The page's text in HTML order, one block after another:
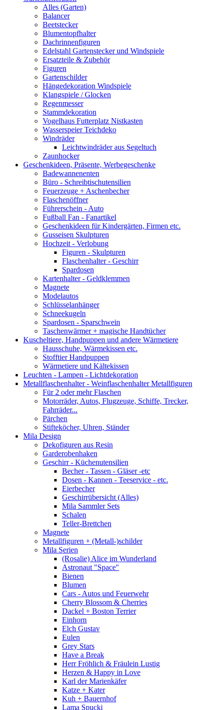
Alles (Garten)
Balancer
Beetstecker
Blumentopfhalter
Dachrinnenfiguren
Edelstahl Gartenstecker und Windspiele
Ersatzteile & Zubehör
Figuren
Gartenschilder
Hängedekoration Windspiele
Klangspiele / Glocken
Regenmesser
Stammdekoration
Vogelhaus Futterplatz Nistkasten
Wasserspeier Teichdeko
Windräder
Leichtwindräder aus Segeltuch
Zaunhocker
Geschenkideen, Präsente, Werbegeschenke
Badewannenenten
Büro - Schreibtischutensilien
Feuerzeuge + Aschenbecher
Flaschenöffner
Führerschein - Auto
Fußball Fan - Fanartikel
Geschenkideen für Kindergärten, Firmen etc.
Gusseisen Skulpturen
Hochzeit - Verlobung
Figuren - Skulpturen
Flaschenhalter - Geschirr
Spardosen
Kartenhalter - Geldklemmen
Magnete
Modelautos
Schlüsselanhänger
Schneekugeln
Spardosen - Sparschwein
Taschenwärmer + magische Handtücher
Kuscheltiere, Handpuppen und andere Wärmetiere
Hausschuhe, Wärmekissen etc.
Stofftier Handpuppen
Wärmetiere und Kältekissen
Leuchten - Lampen - Lichtdekoration
Metallflaschenhalter - Weinflaschenhalter Metallfiguren
Für 2 oder mehr Flaschen
Motorräder, Autos, Flugzeuge, Schiffe, Trecker,
Fahrräder...
Pärchen
Stifteköcher, Uhren, Ständer
Mila Design
Dekofiguren aus Resin
Garderobenhaken
Geschirr - Küchenutensilien
Becher - Tassen - Gläser -etc
Dosen - Kannen - Teeservice - etc.
Eierbecher
Geschirrübersicht (Alles)
Mila Sammler Sets
Schalen
Teller-Brettchen
Magnete
Metallfiguren + (Metall-)schilder
Mila Serien
(Rosalie) Alice im Wunderland
Astronaut "Space"
Bienen
Blumen
Cars - Autos und Feuerwehr
Cherry Blossom & Cherries
Dackel + Boston Terrier
Einhorn
Elch Gustav
Eulen
Grey Stars
Have a Break
Herr Fröhlich & Fräulein Lustig
Herzen & Happy in Love
Karl der Marienkäfer
Katze + Kater
Kuh + Bauernhof
Lama Spucki